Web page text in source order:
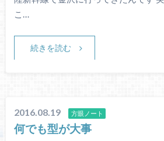
こ…
続きを読む
2016.08.19 方眼ノート
何でも型が大事